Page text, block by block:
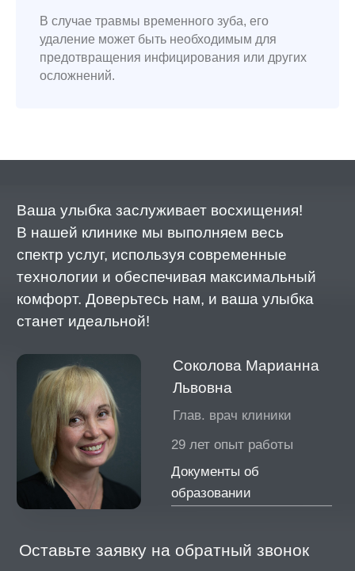
В случае травмы временного зуба, его
удаление может быть необходимым для
предотвращения инфицирования или других
осложнений.
29 лет опыт работы
Документы об
Звоните!Мы работаем Пн-Вс 9:00-21:00
Даю согласие на обработкуперсональных данных
Отправить
Процесс удаления временного
зуба